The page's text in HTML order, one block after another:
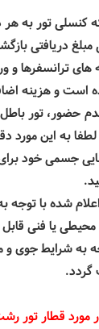
کنسلی تور به هر
مبلغ دریافتی
های ترانسفرها و
است و هزینه
حضور، تور
به این مورد
جسمی خود
شده با توجه
یا فنی
به شرایط جوی
مورد قطار تور